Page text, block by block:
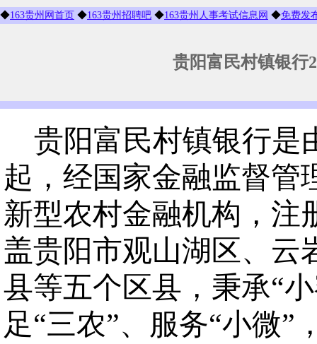
◆163贵州网首页 ◆163贵州招聘吧 ◆163贵州人事考试信息网 ◆免费发
贵阳富民村镇银行
贵阳富民村镇银行是
起，经国家金融监督管
新型农村金融机构，注
盖贵阳市观山湖区、云
县等五个区县，秉承“
足“三农”、服务“小微